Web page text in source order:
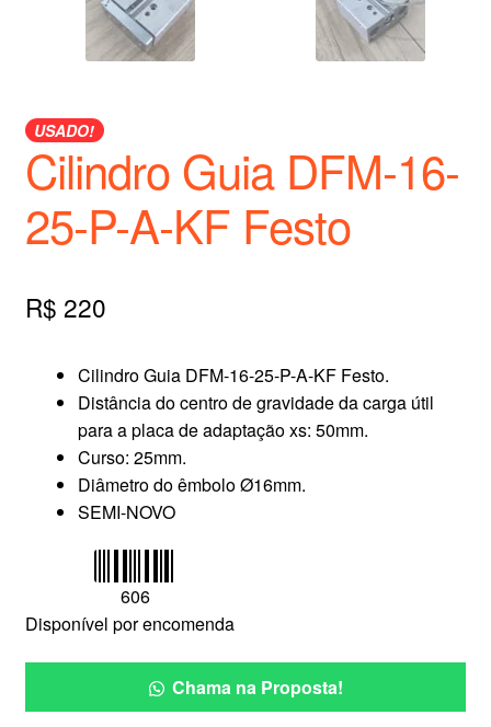
USADO!
Cilindro Guia DFM-16-
25-P-A-KF Festo
R$ 220
Cilindro Guia DFM-16-25-P-A-KF Festo.
Distância do centro de gravidade da carga útil
para a placa de adaptação xs: 50mm.
Curso: 25mm.
Diâmetro do êmbolo Ø16mm.
SEMI-NOVO
606
Disponível por encomenda
Chama na Proposta!